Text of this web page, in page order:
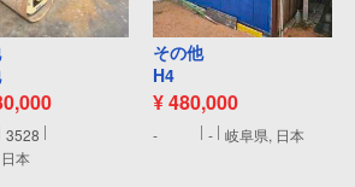
3528
本
その他
H4
¥ 480,000
- - 岐阜県, 日本